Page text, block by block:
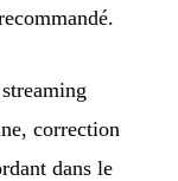
correction
dans le